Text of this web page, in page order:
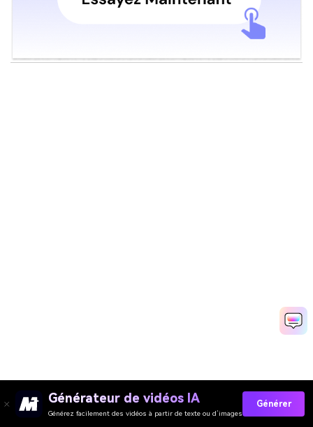
Générateur de vidéos IA
Générez facilement des vidéos à partir de texte ou d’images
Générer